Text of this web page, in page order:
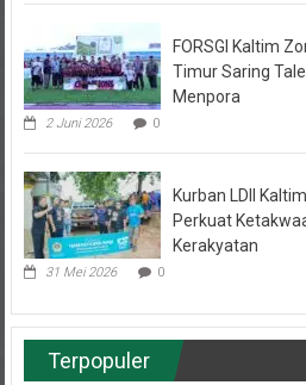
FORSGI Kaltim
Timur Saring
Menpora
2 Juni 2026 0
Kurban LDII
Perkuat
Kerakyatan
31 Mei 2026 0
Terpopuler